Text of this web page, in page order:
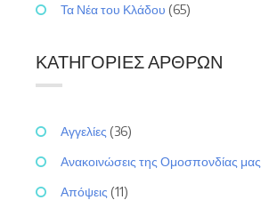
Τα Νέα του Κλάδου (65)
ΚΑΤΗΓΟΡΊΕΣ ΆΡΘΡΩΝ
Αγγελίες (36)
Ανακοινώσεις της Ομοσπονδίας μας
Απόψεις (11)